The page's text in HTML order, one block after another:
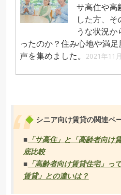
サ高住や高
した方、そ
うな状況
ったのか？住み心地や満
声を集めました。
2021年11
シニア向け賃貸の関連ペ
■ 「サ高住」と「高齢者向け
底比較
■ 「高齢者向け賃貸住宅」っ
賃貸」との違いは？